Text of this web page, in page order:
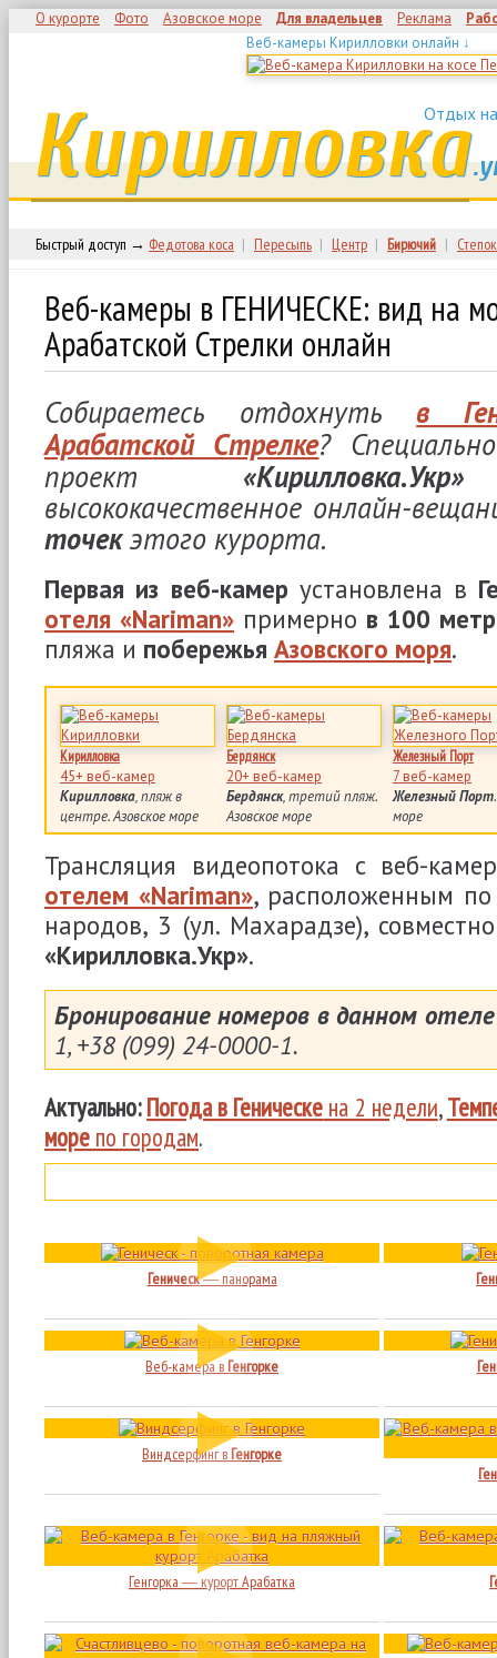
О курорте Фото Азовское море Для владельцев Реклама
Веб-камеры Кирилловки онлайн ↓
Отдых
Кирилловка
Быстрый доступ → Федотова коса | Пересыпь | Центр | Бирючий | Степок
Веб-камеры в ГЕНИЧЕСКЕ: вид на
Арабатской Стрелки онлайн
Собираетесь отдохнутьв
Арабатской Стрелке?
проект «Кирилловка.Укр»
высококачественное онлайн-
точекэтого курорта.
Первая из веб-камер установлена в
отеля «Nariman» примерно в 100
пляжа и побережья Азовского моря.
Кирилловка
45+ веб-камер
Кирилловка, пляж в
центре. Азовское море
Бердянск
20+ веб-камер
Бердянск, третий пляж.
Азовское море
Железный Порт
7 веб-камер
Железный Порт
море
Трансляция видеопотока с веб-
отелем «Nariman», расположенным
народов, 3 (ул. Махарадзе),
«Кирилловка.Укр».
Бронирование номеров в данном
1, +38 (099) 24-0000-1.
Актуально: Погода в Геническе на 2 недели,
море по городам.
Геническ― панорама
Веб-камера в Генгорке
Виндсерфинг в Генгорке
Генгорка ― курорт Арабатка